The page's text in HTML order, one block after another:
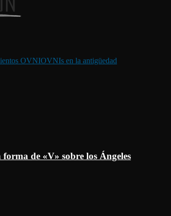
OVNIOVNIs en la antigüedad
de «V» sobre los Ángeles